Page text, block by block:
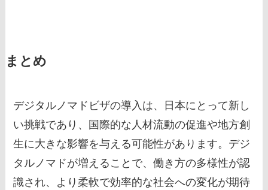
まとめ
デジタルノマドビザの導入は、日本にとって新し
い挑戦であり、国際的な人材流動の促進や地方創
生に大きな影響を与える可能性があります。デジ
タルノマドが増えることで、働き方の多様性が認
識され、より柔軟で効率的な社会への変化が期待